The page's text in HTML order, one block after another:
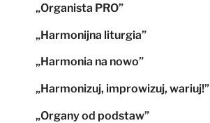
„Organista PRO”
„Harmonijna liturgia”
„Harmonia na nowo”
„Harmonizuj, improwizuj, wariuj!”
„Organy od podstaw”